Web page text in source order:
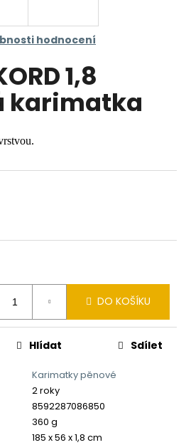
hodnocení
1,8
karimatka
DO KOŠÍKU
Karimatky pěnové
2 roky
8592287086850
360 g
185 x 56 x 1,8 cm
Hlídat Sdílet